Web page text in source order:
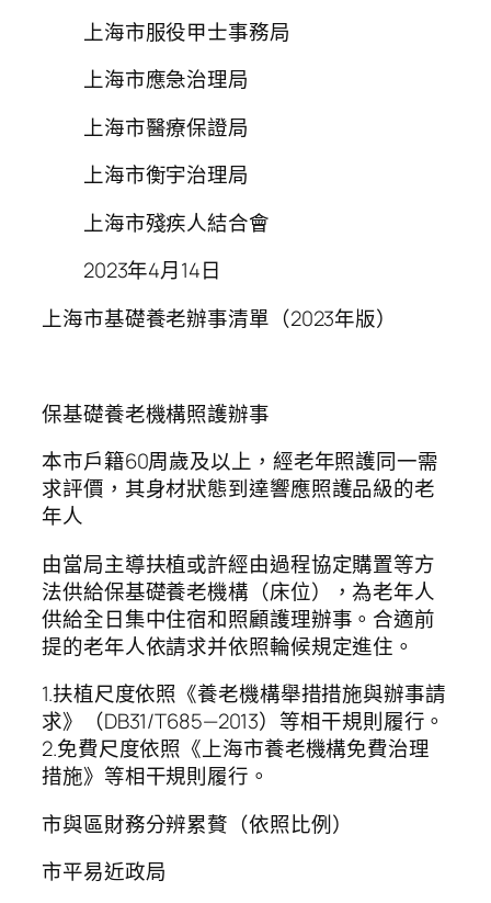
上海市服役甲士事務局
上海市應急治理局
上海市醫療保證局
上海市衡宇治理局
上海市殘疾人結合會
2023年4月14日
上海市基礎養老辦事清單（2023年版）
保基礎養老機構照護辦事
本市戶籍60周歲及以上，經老年照護同一需
求評價，其身材狀態到達響應照護品級的老
年人
由當局主導扶植或許經由過程協定購置等方
法供給保基礎養老機構（床位），為老年人
供給全日集中住宿和照顧護理辦事。合適前
提的老年人依請求并依照輪候規定進住。
1.扶植尺度依照《養老機構舉措措施與辦事請
求》（DB31/T685—2013）等相干規則履行。
2.免費尺度依照《上海市養老機構免費治理
措施》等相干規則履行。
市與區財務分辨累贅（依照比例）
市平易近政局